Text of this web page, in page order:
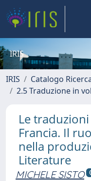
IRIS
IRIS Catalogo
2.5 Traduzione in
Le
Francia. Il
nella
Literature
MICHELE SISTO